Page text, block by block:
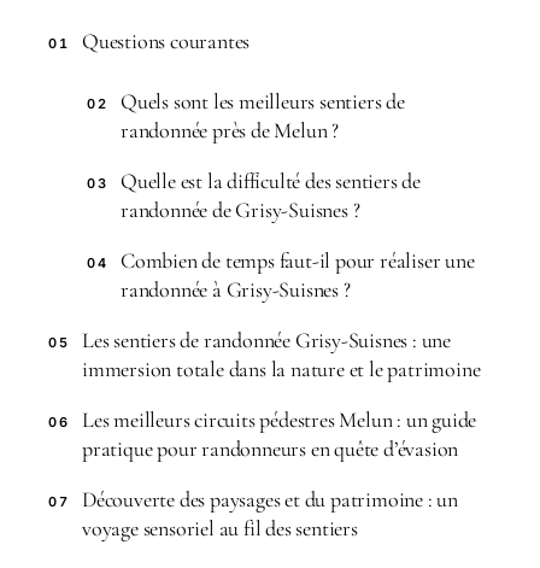
01 Questions courantes
02
Quels sont les meilleurs sentiers de
randonnée près de Melun ?
03
Quelle est la difficulté des sentiers de
randonnée de Grisy-Suisnes ?
04
Combien de temps faut-il pour réaliser une
randonnée à Grisy-Suisnes ?
05
Les sentiers de randonnée Grisy-Suisnes : une
immersion totale dans la nature et le patrimoine
06
Les meilleurs circuits pédestres Melun : un guide
pratique pour randonneurs en quête d’évasion
07
Découverte des paysages et du patrimoine : un
voyage sensoriel au fil des sentiers